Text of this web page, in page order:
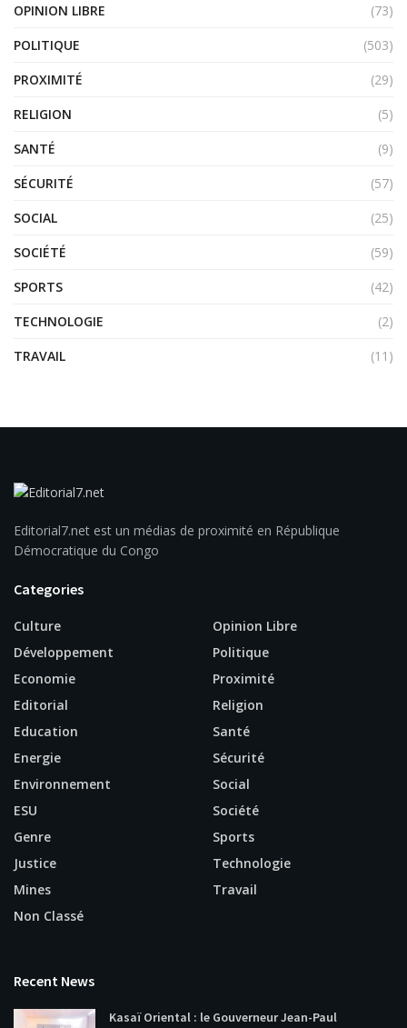
OPINION LIBRE
(73)
POLITIQUE
(503)
PROXIMITÉ
(29)
RELIGION
(5)
SANTÉ
(9)
SÉCURITÉ
(57)
SOCIAL
(25)
SOCIÉTÉ
(59)
SPORTS
(42)
TECHNOLOGIE
(2)
TRAVAIL
(11)
Editorial7.net est un médias de proximité en République
Démocratique du Congo
Categories
Culture
Développement
Economie
Editorial
Education
Energie
Environnement
ESU
Genre
Justice
Mines
Non Classé
Opinion Libre
Politique
Proximité
Religion
Santé
Sécurité
Social
Société
Sports
Technologie
Travail
Recent News
Kasaï Oriental : le Gouverneur Jean-Paul